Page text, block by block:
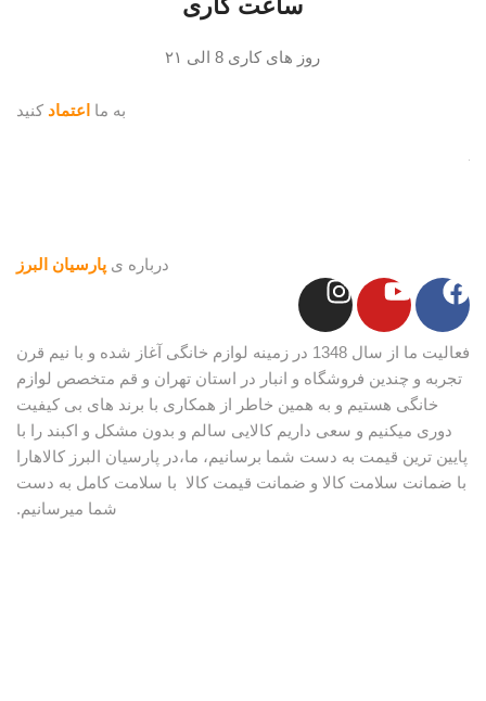
ساعت کاری
روز های کاری 8 الی ۲۱
درباره ی پارسیان البرز
فعالیت ما از سال 1348 در زمینه لوازم خانگی آغاز شده و با نیم قرن
تجربه و چندین فروشگاه و انبار در استان تهران و قم متخصص لوازم
خانگی هستیم و به همین خاطر از همکاری با برند های بی کیفیت
دوری میکنیم و سعی داریم کالایی سالم و بدون مشکل و اکبند را با
پایین ترین قیمت به دست شما برسانیم، ما،در پارسیان البرز کالاهارا
با ضمانت سلامت کالا و ضمانت قیمت کالا با سلامت کامل به دست
شما میرسانیم.
به ما اعتماد کنید